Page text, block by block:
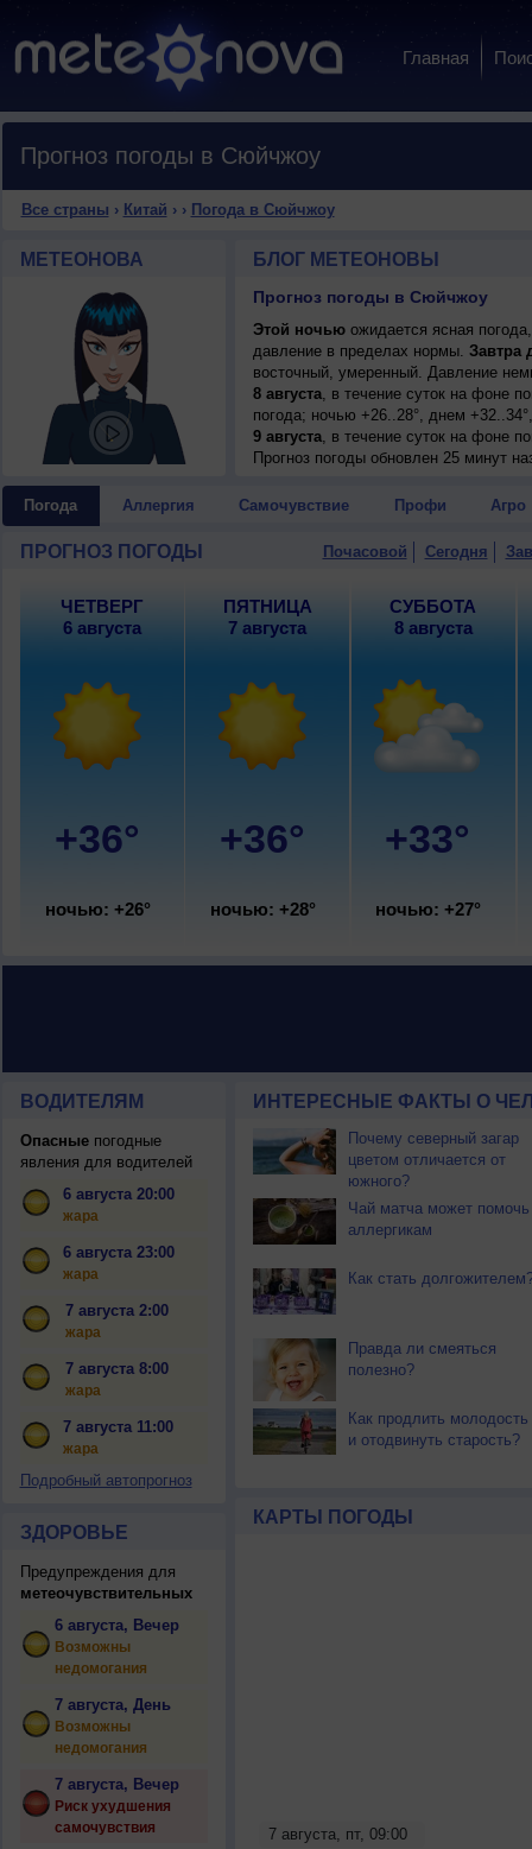
Главная
Прогноз погоды в Сюйчжоу
Все страны › Китай › › Погода в Сюйчжоу
МЕТЕОНОВА БЛОГ МЕТЕОНОВЫ
Прогноз погоды в Сюйчжоу
Этой ночьюожидается ясная
давление в пределах нормы. Завтра
восточный, умеренный. Давление
8 августа, в течение суток на фоне
погода; ночью +26..28°, днем
9 августа, в течение суток на фоне
малооблачная погода, небольшой
10 августа, ожидается переменная
Прогноз погоды обновлен 25 минут
Погода Аллергия Самочувствие Профи Агро
ПРОГНОЗ ПОГОДЫ Почасовой Сегодня
ЧЕТВЕРГ
6 августа
+36°
ночью: +26°
ПЯТНИЦА
7 августа
+36°
ночью: +28°
СУББОТА
8 августа
+33°
ночью: +27°
ВОДИТЕЛЯМ
Опасныепогодные
явления для водителей
6 августа 20:00
жара
6 августа 23:00
жара
7 августа 2:00
жара
7 августа 8:00
жара
7 августа 11:00
жара
Подробный автопрогноз
ЗДОРОВЬЕ
Предупреждения для
метеочувствительных
6 августа, Вечер
Возможны
недомогания
7 августа, День
Возможны
недомогания
7 августа, Вечер
Риск ухудшения
самочувствия
ИНТЕРЕСНЫЕ ФАКТЫ О
Почему северный загар
цветом отличается от
южного?
Чай матча может помочь
аллергикам
Как стать
Правда ли смеяться
полезно?
Как продлить молодость
и отодвинуть старость?
КАРТЫ ПОГОДЫ